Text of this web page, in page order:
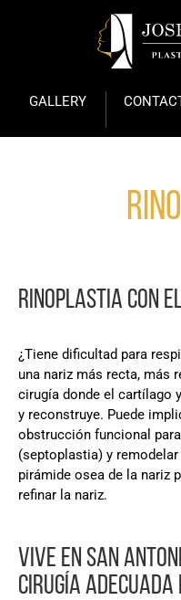
GALLERY
RINOPLASTIA CON
¿Tiene dificultad para
una nariz más recta, más
cirugía donde el cartílago
y reconstruye. Puede
obstrucción funcional
(septoplastia) y
pirámide osea de la nariz
refinar la nariz.
VIVE EN SAN
CIRUGÍA